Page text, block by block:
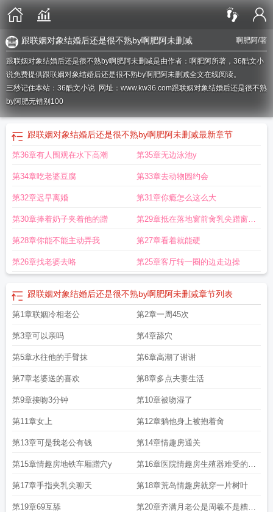
啊肥阿/著
跟联姻对象结婚后还是很不熟by啊肥阿未删减
跟联姻对象结婚后还是很不熟by啊肥阿未删减是由作者：啊肥阿所著，36酷文小
说免费提供跟联姻对象结婚后还是很不熟by啊肥阿未删减全文在线阅读。
三秒记住本站：36酷文小说 网址：www.kw36.com跟联姻对象结婚后还是很不熟
by阿肥无错别100
跟联姻对象结婚后还是很不熟by啊肥阿未删减最新章节
第36章有人围观在水下高潮 第35章无边泳池y
第34章吃老婆豆腐 第33章去动物园约会
第32章迟早离婚 第31章你瘾怎么这么大
第30章捧着奶子夹着他的蹭 第29章抵在落地窗前肏乳尖蹭窗户
磨蹭
第28章你能不能主动弄我 第27章看着就能硬
第26章找老婆去咯 第25章客厅转一圈的边走边操
跟联姻对象结婚后还是很不熟by啊肥阿未删减章节列表
第1章联姻冷相老公 第2章一周45次
第3章可以亲吗 第4章舔穴
第5章水往他的手臂抹 第6章高潮了谢谢
第7章老婆送的喜欢 第8章多点夫妻生活
第9章接吻3分钟 第10章被吻湿了
第11章女上 第12章躺他身上被抱着肏
第13章可是我老公有钱 第14章情趣房通关
第15章情趣房地铁车厢蹭穴y 第16章医院情趣房生殖器难受的病
人找护士
第17章手指夹乳尖聊天 第18章荒岛情趣房就穿一片树叶
第19章69互舔 第20章齐满月老公是周羲不是糟老